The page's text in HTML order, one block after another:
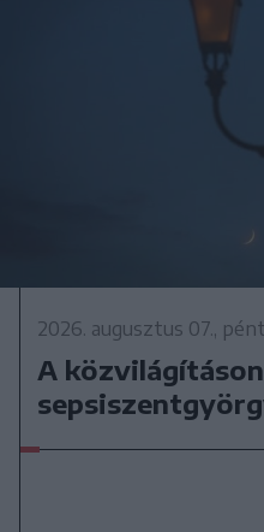
2026. augusztus 07.,
A